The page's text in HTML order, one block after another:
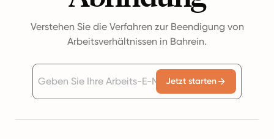
Verstehen Sie die Verfahren zur Beendigung von
Arbeitsverhältnissen in Bahrein.
Jetzt starten